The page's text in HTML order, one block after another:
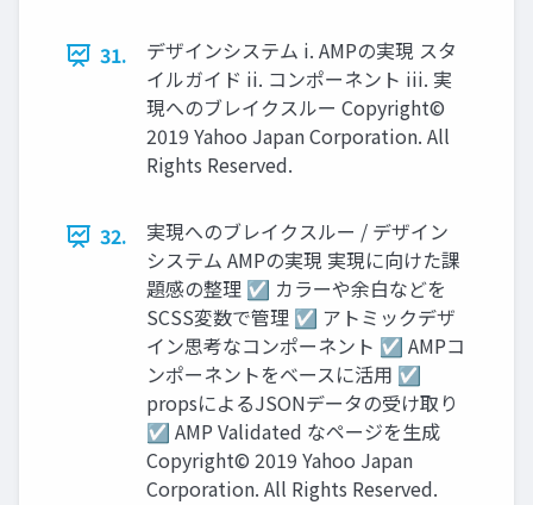
31.
デザインシステム i. AMPの実現 スタ
イルガイド ii. コンポーネント iii. 実
現へのブレイクスルー Copyright©
2019 Yahoo Japan Corporation. All
Rights Reserved.
32.
実現へのブレイクスルー / デザイン
システム AMPの実現 実現に向けた課
題感の整理 ☑ カラーや余白などを
SCSS変数で管理 ☑ アトミックデザ
イン思考なコンポーネント ☑ AMPコ
ンポーネントをベースに活用 ☑
propsによるJSONデータの受け取り
☑ AMP Validated なページを生成
Copyright© 2019 Yahoo Japan
Corporation. All Rights Reserved.